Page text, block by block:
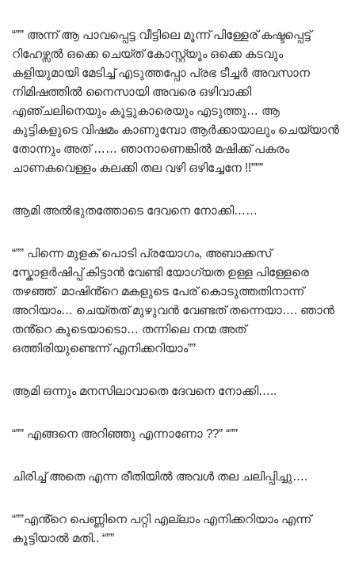
“”” അന്ന് ആ പാവപ്പെട്ട വീട്ടിലെ മൂന്ന് പിള്ളേര് കഷ്ടപ്പെട്ട്
റിഹേഴ്സൽ ഒക്കെ ചെയ്ത് കോസ്റ്റ്യൂം ഒക്കെ കടവും
കളിയുമായി മേടിച്ച് എടുത്തപ്പോ പ്രഭ ടീച്ചർ അവസാന
നിമിഷത്തിൽ നൈസായി അവരെ ഒഴിവാക്കി
എഞ്ചലിനെയും കൂട്ടുകാരെയും എടുത്തു… ആ
കുട്ടികളുടെ വിഷമം കാണുമ്പോ ആർക്കായാലും ചെയ്യാൻ
തോന്നും അത് …… ഞാനാണെങ്കിൽ മഷിക്ക് പകരം
ചാണകവെള്ളം കലക്കി തല വഴി ഒഴിച്ചേനേ !!”””
ആമി അൽഭുതത്തോടെ ദേവനെ നോക്കി……
“”” പിന്നെ മുളക് പൊടി പ്രയോഗം, അബാക്കസ്
സ്കോളർഷിപ്പ് കിട്ടാൻ വേണ്ടി യോഗ്യത ഉള്ള പിള്ളേരെ
തഴഞ്ഞ് മാഷിൻ്റെ മകളുടെ പേര് കൊടുത്തതിനാന്ന്
അറിയാം… ചെയ്തത് മുഴുവൻ വേണ്ടത് തന്നെയാ…. ഞാൻ
തൻ്റെ കൂടെയാടൊ… തന്നിലെ നന്മ അത്
ഒത്തിരിയുണ്ടെന്ന് എനിക്കറിയാം””
ആമി ഒന്നും മനസിലാവാതെ ദേവനെ നോക്കി…..
“”” എങ്ങനെ അറിഞ്ഞു എന്നാണോ ??” “””
ചിരിച്ച് അതെ എന്ന രീതിയിൽ അവൾ തല ചലിപ്പിച്ചു….
“””എൻ്റെ പെണ്ണിനെ പറ്റി എല്ലാം എനിക്കറിയാം എന്ന്
കൂട്ടിയാൽ മതി.. “””